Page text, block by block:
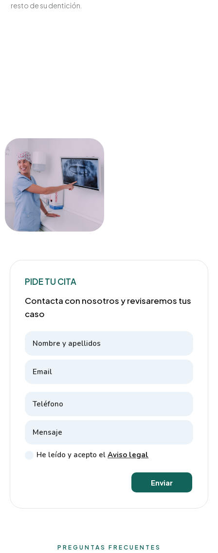
resto de su dentición.
PIDE TU CITA
Contacta con nosotros y revisaremos tus
caso
He leído y acepto elAviso legal
Enviar
PREGUNTAS FRECUENTES